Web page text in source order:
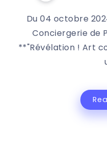
Du 04 octobre
Conciergerie de
**"Révélation ! Art